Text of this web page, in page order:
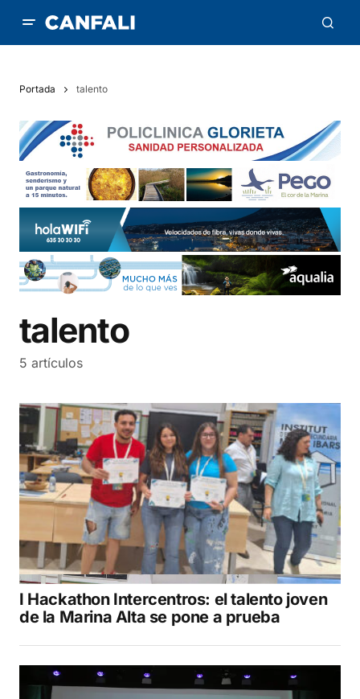
Portada talento
talento
5 artículos
I Hackathon Intercentros: el talento joven
de la Marina Alta se pone a prueba